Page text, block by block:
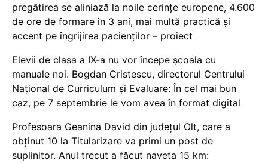
pregătirea se aliniază la noile cerințe europene, 4.600
de ore de formare în 3 ani, mai multă practică și
accent pe îngrijirea pacienților – proiect
Elevii de clasa a IX-a nu vor începe școala cu
manuale noi. Bogdan Cristescu, directorul Centrului
Național de Curriculum și Evaluare: În cel mai bun
caz, pe 7 septembrie le vom avea în format digital
Profesoara Geanina David din județul Olt, care a
obținut 10 la Titularizare va primi un post de
suplinitor. Anul trecut a făcut naveta 15 km: